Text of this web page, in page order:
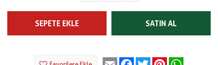
SEPETE EKLE SATIN AL
Email Facebook
Twitter Pinterest